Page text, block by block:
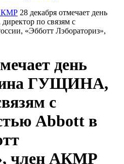
28 декабря отмечает день
по связям с
«Эбботт Лэбораториз»,
день
ГУЩИНА,
с
Abbott в
член АКМР